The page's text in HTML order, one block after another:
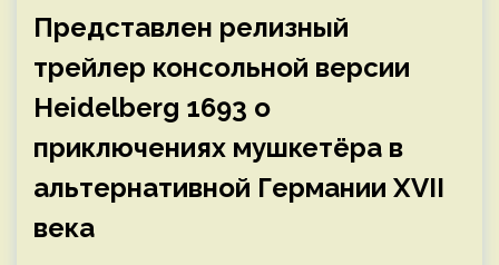
Представлен релизный
трейлер консольной версии
Heidelberg 1693 о
приключениях мушкетёра в
альтернативной Германии XVII
века